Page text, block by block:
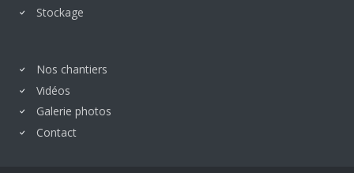
Stockage
Nos chantiers
Vidéos
Galerie photos
Contact